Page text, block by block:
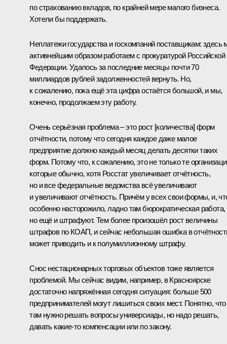
по страхованию вкладов, по крайней мере малого бизнеса.
Хотели бы поддержать.
Неплатежи государства и госкомпаний поставщикам: здесь
активнейшим образом работаем с прокуратурой Российской
Федерации. Удалось за последние месяцы почти 70
миллиардов рублей задолженностей вернуть. Но,
к сожалению, пока ещё эта цифра остаётся большой, и мы,
конечно, продолжаем эту работу.
Очень серьёзная проблема – это рост [количества] форм
отчётности, потому что сегодня каждое даже малое
предприятие должно каждый месяц делать десятки таких
форм. Потому что, к сожалению, это не только те
которые обычно, хотя Росстат увеличивает отчётность,
но и все федеральные ведомства всё увеличивают
и увеличивают отчётность. Причём у всех свои формы, и,
особенно насторожило, ладно там бюрократическая работа,
но ещё и штрафуют. Тем более произошёл рост величины
штрафов по КОАП, и сейчас небольшая ошибка в
может приводить и к полумиллионному штрафу.
Снос нестационарных торговых объектов тоже является
проблемой. Мы сейчас видим, например, в Красноярске
достаточно напряжённая сегодня ситуация: больше 500
предпринимателей могут лишиться своих мест. Понятно, что
там нужно решать вопросы универсиады, но надо решать,
давать какие-то компенсации или по закону.